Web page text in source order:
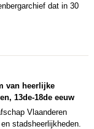
dat in 30
van heerlijke
13de-18de eeuw
Vlaanderen
stadsheerlijkheden.